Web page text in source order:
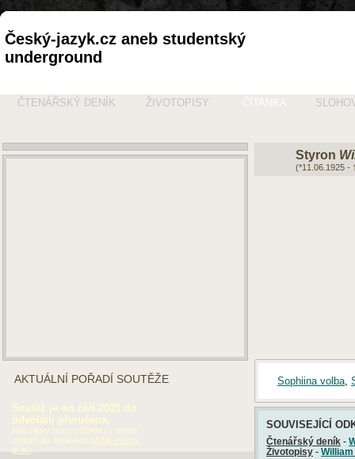
Český-jazyk.cz aneb studentský
underground
ČTENÁŘSKÝ DENÍK ŽIVOTOPISY ČÍTANKA
Styron
(*11.06.1925 -
Sophiina volba,
SOUVISEJÍCÍ
Čtenářský deník -
Životopisy -
AKTUÁLNÍ POŘADÍ SOUTĚŽE
Soutěž je od září 2025 do
odvolání přerušena.
Navzdory tomu můžete i v tomto
období do databáze přidat vlastní
práci